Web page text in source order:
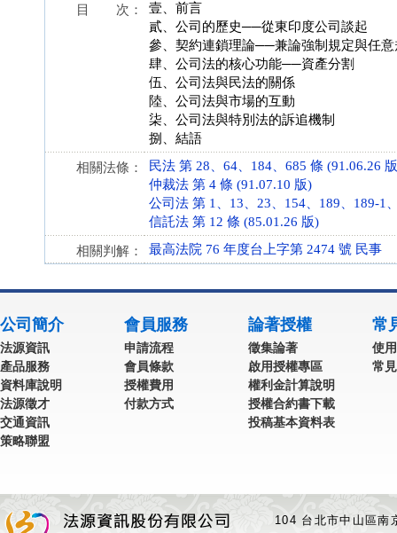
目 次：
壹、前言
貳、公司的歷史──從東印度公司談起
參、契約連鎖理論──兼論強制規定與任意
肆、公司法的核心功能──資產分割
伍、公司法與民法的關係
陸、公司法與市場的互動
柒、公司法與特別法的訴追機制
捌、結語
相關法條：
民法 第 28、64、184、685 條 (91.06.26
仲裁法 第 4 條 (91.07.10 版)
公司法 第 1、13、23、154、189、189-1
信託法 第 12 條 (85.01.26 版)
相關判解： 最高法院 76 年度台上字第 2474 號 民事
公司簡介
法源資訊
產品服務
資料庫說明
法源徵才
交通資訊
策略聯盟
會員服務
申請流程
會員條款
授權費用
付款方式
論著授權
徵集論著
啟用授權專區
權利金計算說明
授權合約書下載
投稿基本資料表
常
使
常
104 台北市中山區